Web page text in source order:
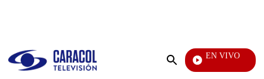
Enviar
EN VIVO
También Caerás